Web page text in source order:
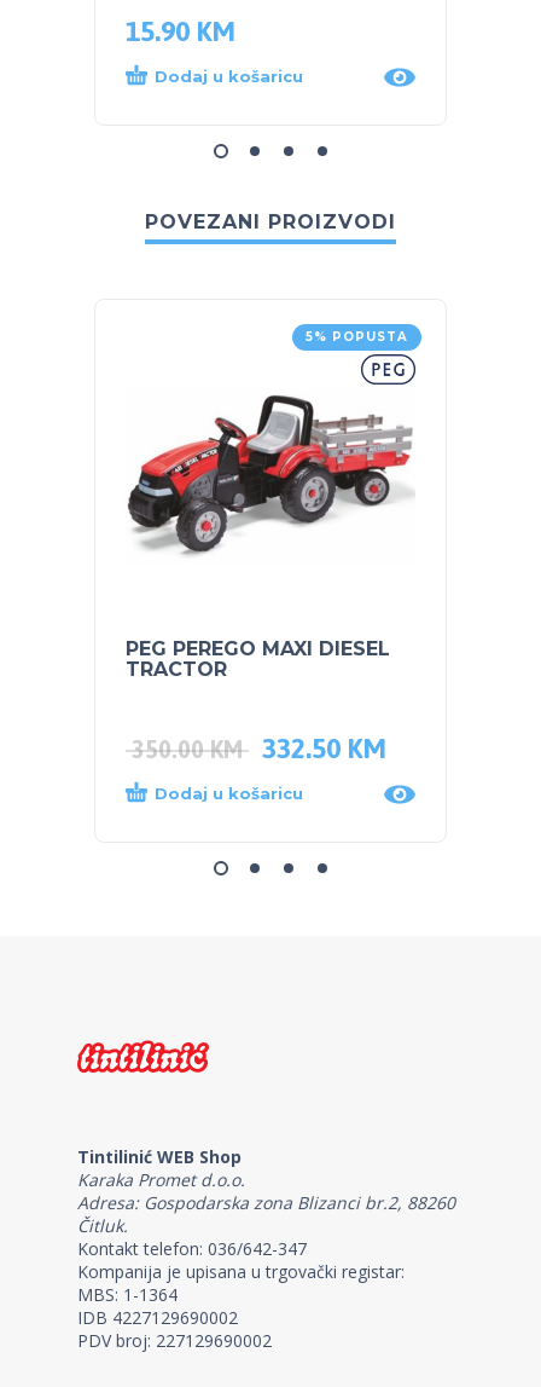
15.90 KM
Dodaj u košaricu
POVEZANI PROIZVODI
5% POPUSTA
PEG PEREGO MAXI DIESEL
TRACTOR
350.00KM 332.50 KM
Dodaj u košaricu
Tintilinić WEB Shop
Karaka Promet d.o.o.
Adresa: Gospodarska zona Blizanci br.2, 88260
Čitluk.
Kontakt telefon: 036/642-347
Kompanija je upisana u trgovački registar:
MBS: 1-1364
IDB 4227129690002
PDV broj: 227129690002